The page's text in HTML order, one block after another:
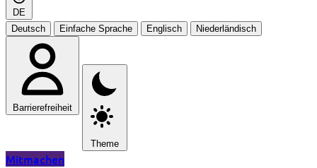
DE
Deutsch
Einfache Sprache Englisch Niederländisch
Barrierefreiheit
Theme
Mitmachen